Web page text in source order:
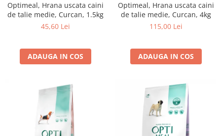
Optimeal, Hrana uscata caini
de talie medie, Curcan, 1.5kg
45,60 Lei
ADAUGA IN COS
Optimeal, Hrana uscata caini
de talie medie, Curcan, 4kg
115,00 Lei
ADAUGA IN COS